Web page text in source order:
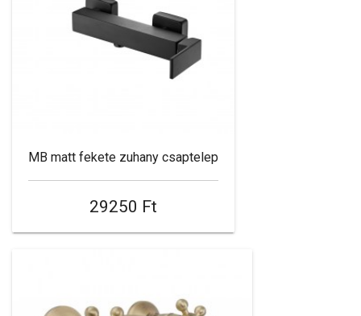
MB matt fekete zuhany csaptelep
29250 Ft